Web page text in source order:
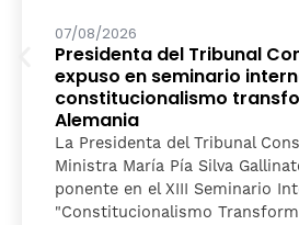
07/08/2026
Presidenta del Tribunal
expuso en seminario
constitucionalismo
Alemania
La Presidenta del Tribunal
Ministra María Pía Silva
ponente en el XIII Seminario
"Constitucionalismo